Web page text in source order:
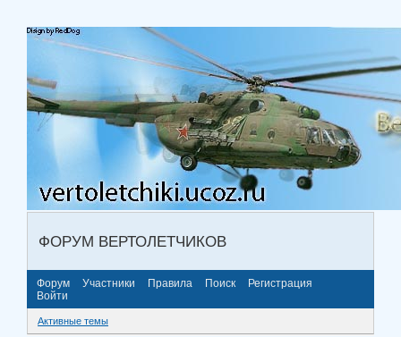
ФОРУМ ВЕРТОЛЕТЧИКОВ
Форум Участники Правила Поиск
Регистрация
Войти
Активные темы